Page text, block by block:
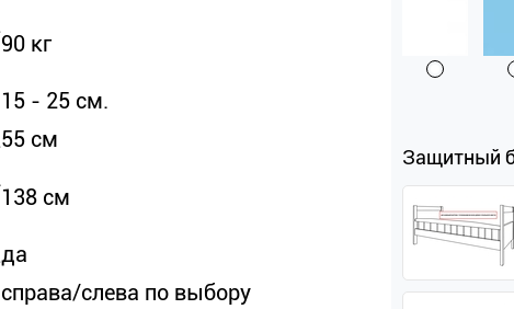
90 кг
15 - 25 см.
55 см
138 см
да
справа/слева по выбору
Защитный